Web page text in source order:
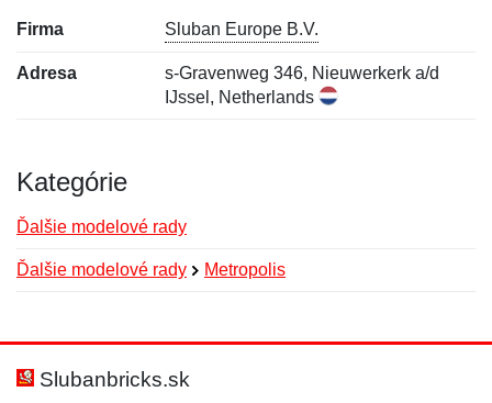
Firma Sluban Europe B.V.
Adresa
s-Gravenweg 346, Nieuwerkerk a/d
IJssel, Netherlands
Kategórie
Ďalšie modelové rady
Ďalšie modelové rady Metropolis
Hodnotenie:
Meno:
Slubanbricks.sk